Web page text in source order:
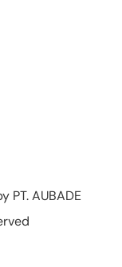
PT. AUBADE